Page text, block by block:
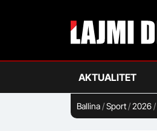
AKTUALITET
Ballina/Sport/2026/